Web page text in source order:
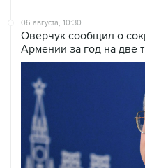
06 августа, 10:30
Оверчук сообщил о
Армении за год на две